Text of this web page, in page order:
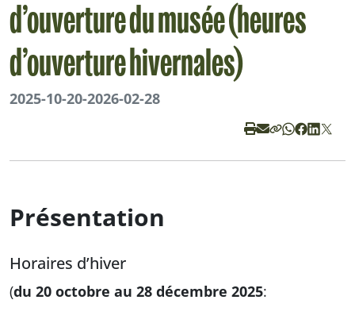
d’ouverture du musée (heures
d’ouverture hivernales)
2025-10-20-2026-02-28
Présentation
Horaires d’hiver
(du 20 octobre au 28 décembre 2025: